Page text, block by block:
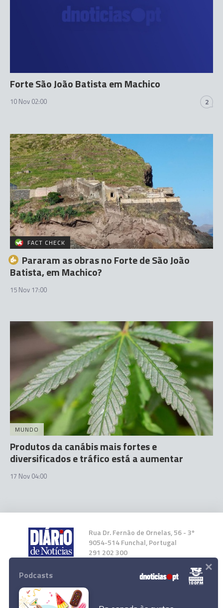
Forte São João Batista em Machico
10 Nov 02:00 2
FACT CHECK
Pararam as obras no Forte de São João
Batista, em Machico?
15 Nov 17:00
MUNDO
Produtos da canábis mais fortes e
diversificados e tráfico está a aumentar
17 Nov 04:00
Rua Dr. Fernão de Ornelas, 56 - 3º
9054-514 Funchal, Portugal
291 202 300
Instale a nossa App
Podcasts ×